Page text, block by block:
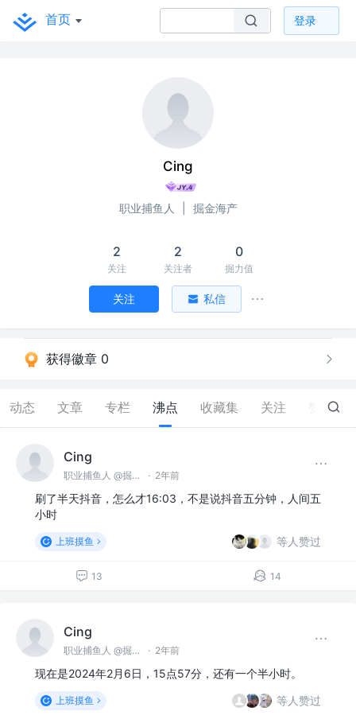
首页 登录
Cing
职业捕鱼人 掘金海产
2
关注
2
关注者
0
掘力值
关注 私信
获得徽章 0
动态 文章 专栏 沸点 收藏集 关注 5
Cing
职业捕鱼人 @掘金海产 · 2年前
刷了半天抖音，怎么才16:03，不是说抖音五分钟，人间五
小时
上班摸鱼 等人赞过
13 14
Cing
职业捕鱼人 @掘金海产 · 2年前
现在是2024年2月6日，15点57分，还有一个半小时。
上班摸鱼 等人赞过